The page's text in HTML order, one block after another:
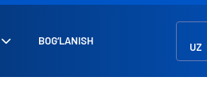
BOG‘LANISH UZ